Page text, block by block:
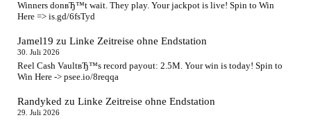
Winners donвЂ™t wait. They play. Your jackpot is live! Spin to Win
Here => is.gd/6fsTyd
Jamel19 zuLinke Zeitreise ohne Endstation
30. Juli 2026
Reel Cash VaultвЂ™s record payout: 2.5M. Your win is today! Spin to
Win Here -> psee.io/8reqqa
Randyked zuLinke Zeitreise ohne Endstation
29. Juli 2026